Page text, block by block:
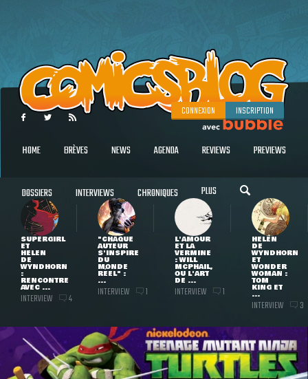
CONNEXION INSCRIPTION
HOME BRÈVES NEWS AGENDA REVIEWS PREVIEWS
DOSSIERS INTERVIEWS CHRONIQUES PLUS
SUPERGIRL
ET
HELEN
DE
WYNDHORN
:
RENCONTRE
AVEC ...
INTERVIEW 4
"CHAQUE
AUTEUR
S'INSPIRE
DU
MONDE
RÉEL" :
...
INTERVIEW 1
L'AMOUR
ET LA
VERMINE
: WILL
MCPHAIL,
OU L'ART
DE ...
INTERVIEW 1
HELEN
DE
WYNDHORN
ET
WONDER
WOMAN :
TOM
KING ET
...
INTERVIEW 3